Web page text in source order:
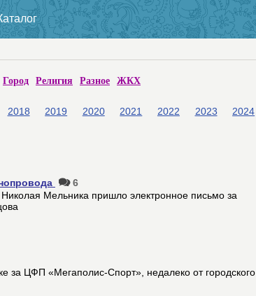
Город Религия Разное ЖКХ
2018 2019 2020 2021 2022 2023
2024
6
Мельника пришло электронное письмо за
ЦФП «Мегаполис-Спорт», недалеко от городского